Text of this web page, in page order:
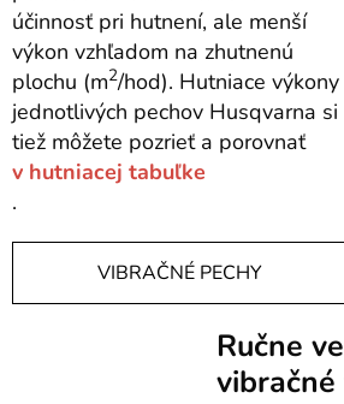
účinnosť pri hutnení, ale menší
výkon vzhľadom na zhutnenú
plochu (m2/hod). Hutniace výkony
jednotlivých pechov Husqvarna si
tiež môžete pozrieť a porovnať
v hutniacej tabuľke
.
VIBRAČNÉ PECHY
Ručne
vibračné